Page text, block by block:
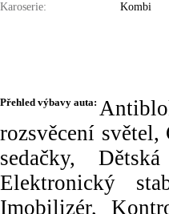
Karoserie:
Kombi
Přehled výbavy auta:
rozsvěcení
sedačky,
Elektronický
Imobilizér,